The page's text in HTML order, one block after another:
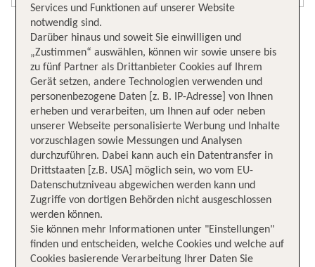
Services und Funktionen auf unserer Website
notwendig sind.
Darüber hinaus und soweit Sie einwilligen und
„Zustimmen“ auswählen, können wir sowie unsere bis
zu fünf Partner als Drittanbieter Cookies auf Ihrem
Gerät setzen, andere Technologien verwenden und
personenbezogene Daten [z. B. IP-Adresse] von Ihnen
erheben und verarbeiten, um Ihnen auf oder neben
unserer Webseite personalisierte Werbung und Inhalte
vorzuschlagen sowie Messungen und Analysen
durchzuführen. Dabei kann auch ein Datentransfer in
Drittstaaten [z.B. USA] möglich sein, wo vom EU-
Datenschutzniveau abgewichen werden kann und
Zugriffe von dortigen Behörden nicht ausgeschlossen
werden können.
Sie können mehr Informationen unter "Einstellungen"
finden und entscheiden, welche Cookies und welche auf
Cookies basierende Verarbeitung Ihrer Daten Sie